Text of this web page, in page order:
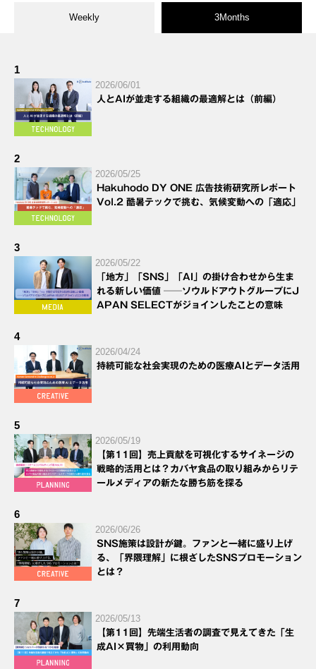
Weekly 3Months
1
2026/06/01
人とAIが並走する組織の最適解とは（前編）
2
2026/05/25
Hakuhodo DY ONE 広告技術研究所レポート
Vol.2 酷暑テックで挑む、気候変動への「適応」
3
2026/05/22
「地方」「SNS」「AI」の掛け合わせから生ま
れる新しい価値 ──ソウルドアウトグループにJ
APAN SELECTがジョインしたことの意味
4
2026/04/24
持続可能な社会実現のための医療AIとデータ活用
5
2026/05/19
【第11回】売上貢献を可視化するサイネージの
戦略的活用とは？カバヤ食品の取り組みからリテ
ールメディアの新たな勝ち筋を探る
6
2026/06/26
SNS施策は設計が鍵。ファンと一緒に盛り上げ
る、「界隈理解」に根ざしたSNSプロモーション
とは？
7
2026/05/13
【第11回】先端生活者の調査で見えてきた「生
成AI×買物」の利用動向